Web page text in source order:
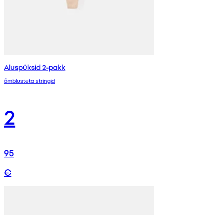
Aluspüksid 2-pakk
õmblusteta stringid
2
95
€